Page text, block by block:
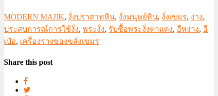
MODERN MAJIK, งั่งปราสาทหิน, งั่งมนุษย์หิน, งั่งเขมร, ง่าง,
ประสบการณ์การใช้งั่ง, พระงั่ง, รับซื้อพระงั่งตาแดง, อีหง่าง, อี
เป๋อ, เครื่องรางของขลังเขมร
Share this post